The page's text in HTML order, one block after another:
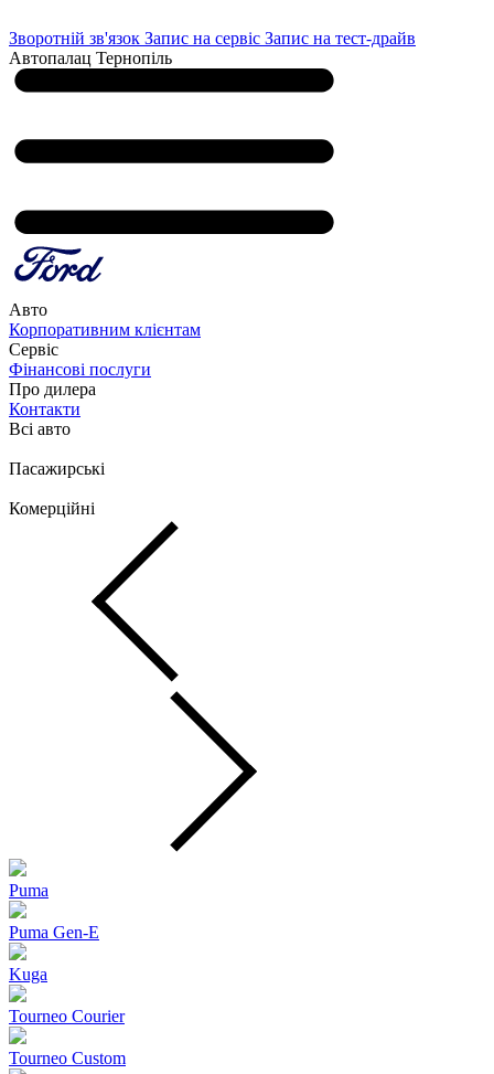
Зворотній зв'язок Запис на сервіс Запис на тест-драйв
Автопалац Тернопіль
Авто
Корпоративним клієнтам
Сервіс
Фінансові послуги
Про дилера
Контакти
Всі авто
Пасажирські
Комерційні
Puma
Puma Gen‑E
Kuga
Tourneo Courier
Tourneo Custom